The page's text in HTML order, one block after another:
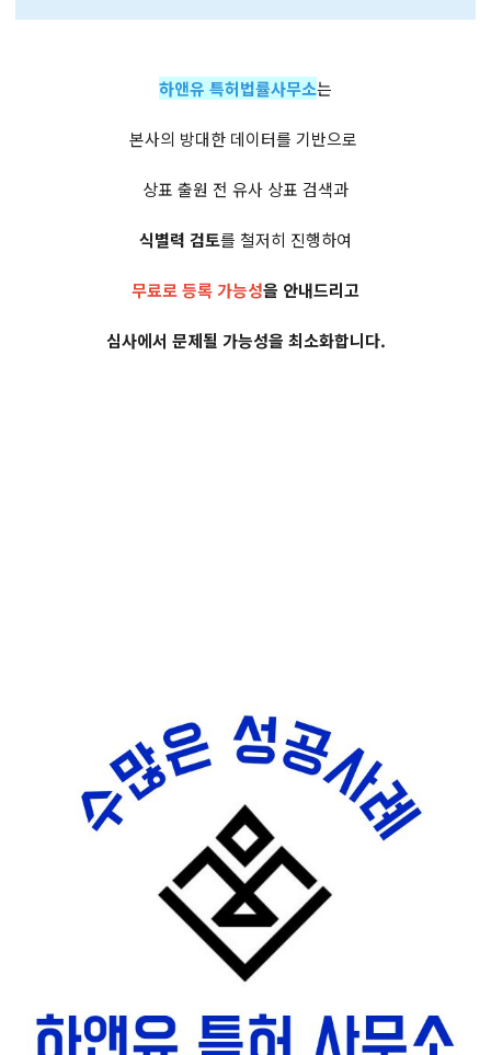
하앤유 특허법률사무소는
본사의 방대한 데이터를 기반으로
상표 출원 전 유사 상표 검색과
식별력 검토를 철저히 진행하여
무료로 등록 가능성을 안내드리고
심사에서 문제될 가능성을 최소화합니다.